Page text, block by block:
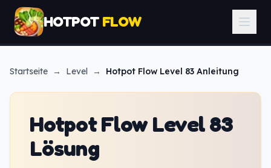
HOTPOT FLOW
Startseite → Level → Hotpot Flow Level 83 Anleitung
Hotpot Flow Level 83
Lösung